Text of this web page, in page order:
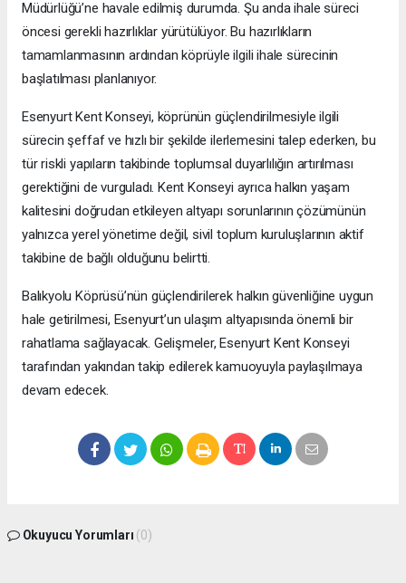
Müdürlüğü’ne havale edilmiş durumda. Şu anda ihale süreci
öncesi gerekli hazırlıklar yürütülüyor. Bu hazırlıkların
tamamlanmasının ardından köprüyle ilgili ihale sürecinin
başlatılması planlanıyor.
Esenyurt Kent Konseyi, köprünün güçlendirilmesiyle ilgili
sürecin şeffaf ve hızlı bir şekilde ilerlemesini talep ederken, bu
tür riskli yapıların takibinde toplumsal duyarlılığın artırılması
gerektiğini de vurguladı. Kent Konseyi ayrıca halkın yaşam
kalitesini doğrudan etkileyen altyapı sorunlarının çözümünün
yalnızca yerel yönetime değil, sivil toplum kuruluşlarının aktif
takibine de bağlı olduğunu belirtti.
Balıkyolu Köprüsü’nün güçlendirilerek halkın güvenliğine uygun
hale getirilmesi, Esenyurt’un ulaşım altyapısında önemli bir
rahatlama sağlayacak. Gelişmeler, Esenyurt Kent Konseyi
tarafından yakından takip edilerek kamuoyuyla paylaşılmaya
devam edecek.
Okuyucu Yorumları (0)